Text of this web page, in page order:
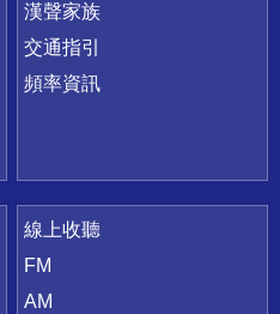
漢聲家族
交通指引
頻率資訊
線上收聽
FM
AM